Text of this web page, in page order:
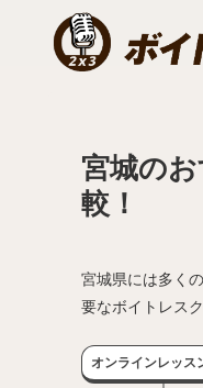
宮城の
較！
宮城県には多く
要なボイトレス
オンラインレッス